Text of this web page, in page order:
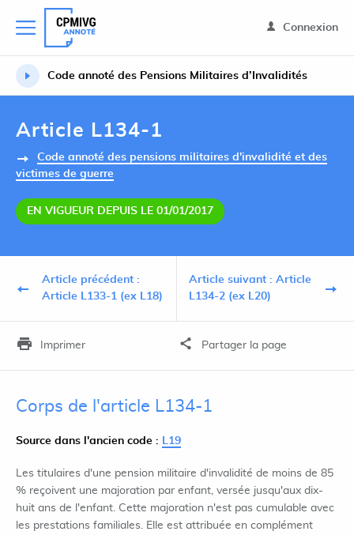
Connexion
Code annoté des Pensions Militaires d’Invalidités
Article L134-1
Code annoté des pensions militaires d'invalidité et des
victimes de guerre
EN VIGUEUR DEPUIS LE 01/01/2017
Article précédent :
Article L133-1 (ex L18)
Article suivant : Article
L134-2 (ex L20)
Imprimer Partager la page
Corps de l'article L134-1
Source dans l'ancien code : L19
Les titulaires d'une pension militaire d'invalidité de moins de 85
% reçoivent une majoration par enfant, versée jusqu'aux dix-
huit ans de l'enfant. Cette majoration n'est pas cumulable avec
les prestations familiales. Elle est attribuée en complément